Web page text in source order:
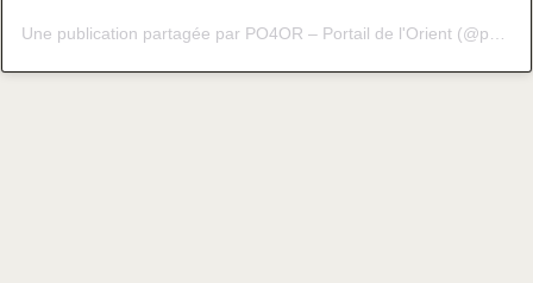
Une publication partagée par PO4OR – Portail de l'Orient (@po4or_fr)